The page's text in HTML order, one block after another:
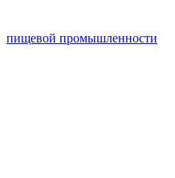
пищевой промышленности